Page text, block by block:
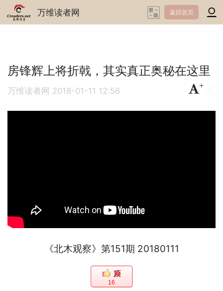
万维读者网 返回首页
房锋辉上将折戟，其实真正奥秘在这里
万维读者网 2018-01-11 12:56
+
《北木观察》第151期 20180111
16